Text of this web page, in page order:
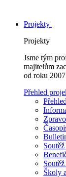
Projekty
Projekty
Jsme tým
majitelům
od roku
Přehled
Školy